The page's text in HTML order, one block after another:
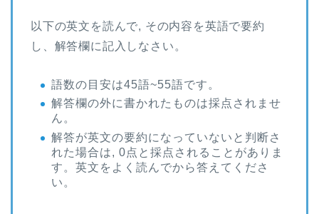
以下の英文を読んで, その内容を英語で要約
し、解答欄に記入しなさい。
語数の目安は45語~55語です。
解答欄の外に書かれたものは採点されませ
ん。
解答が英文の要約になっていないと判断さ
れた場合は, 0点と採点されることがありま
す。英文をよく読んでから答えてくださ
い。